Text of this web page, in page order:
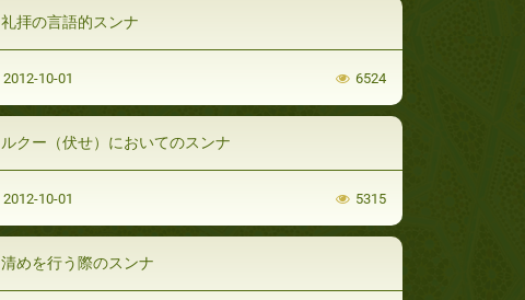
礼拝の言語的スンナ
2012-10-01 6524
ルクー（伏せ）においてのスンナ
2012-10-01 5315
清めを行う際のスンナ